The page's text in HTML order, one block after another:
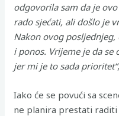
odgovorila sam da je
rado sjećati, ali došlo je
Nakon ovog
i ponos. Vrijeme je da
jer mi je to sada prioritet“
Iako će se povući sa
ne planira prestati raditi